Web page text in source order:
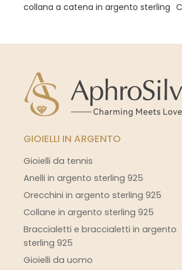
collana a catena in argento sterling
GIOIELLI IN ARGENTO
Gioielli da tennis
Anelli in argento sterling 925
Orecchini in argento sterling 925
Collane in argento sterling 925
Braccialetti e braccialetti in argento
sterling 925
Gioielli da uomo